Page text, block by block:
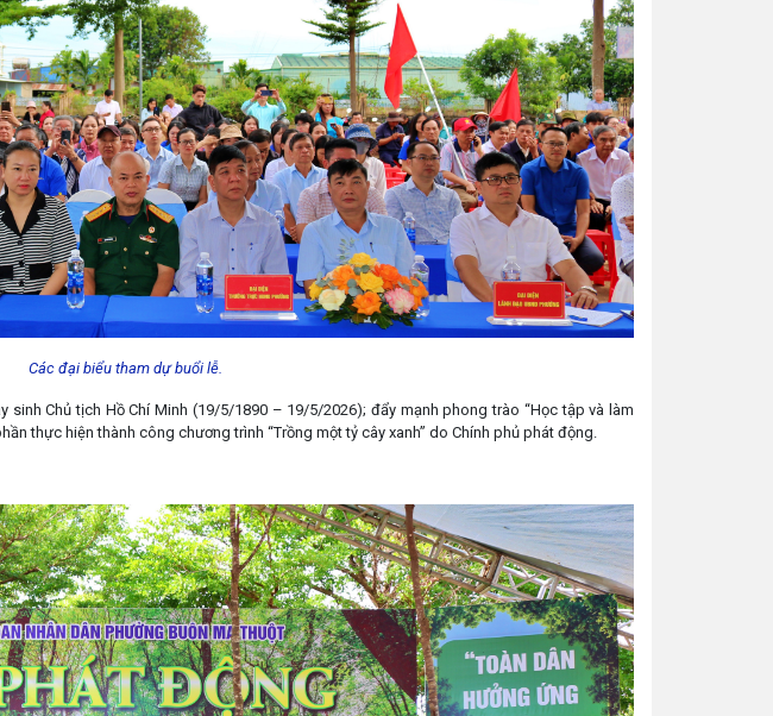
Các đại biểu tham dự buổi lễ.
Chủ tịch Hồ Chí Minh (19/5/1890 – 19/5/2026); đẩy mạnh phong trào “Học tập và làm
thực hiện thành công chương trình “Trồng một tỷ cây xanh” do Chính phủ phát động.